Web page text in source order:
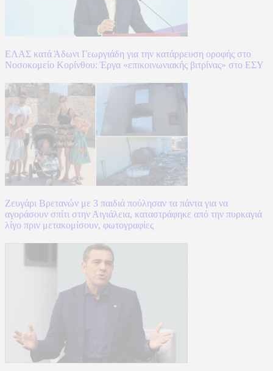
ΕΛΑΣ κατά Άδωνι Γεωργιάδη για την κατάρρευση οροφής στο
Νοσοκομείο Κορίνθου: Έργα «επικοινωνιακής βιτρίνας» στο ΕΣΥ
Ζευγάρι Βρετανών με 3 παιδιά πούλησαν τα πάντα για να
αγοράσουν σπίτι στην Αιγιάλεια, καταστράφηκε από την πυρκαγιά
λίγο πριν μετακομίσουν, φωτογραφίες